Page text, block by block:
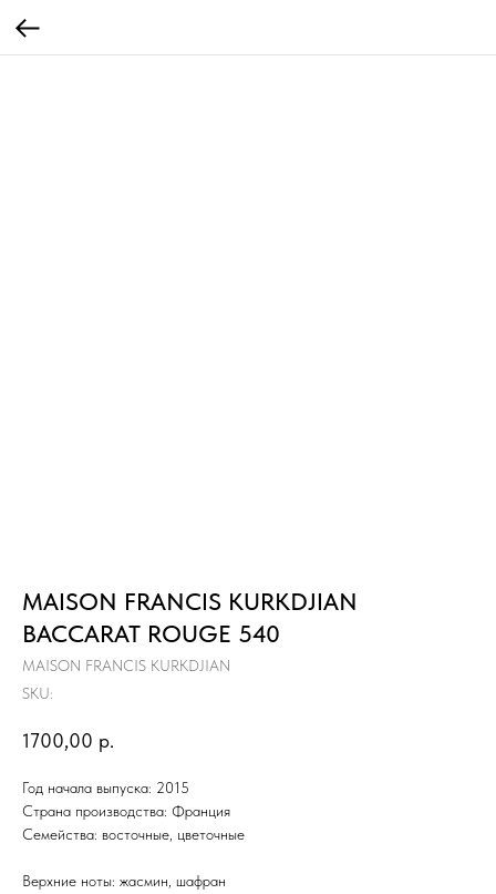
MAISON FRANCIS KURKDJIAN
BACCARAT ROUGE 540
MAISON FRANCIS KURKDJIAN
SKU:
1700,00 р.
Год начала выпуска: 2015
Страна производства: Франция
Семейства: восточные, цветочные
Верхние ноты: жасмин, шафран